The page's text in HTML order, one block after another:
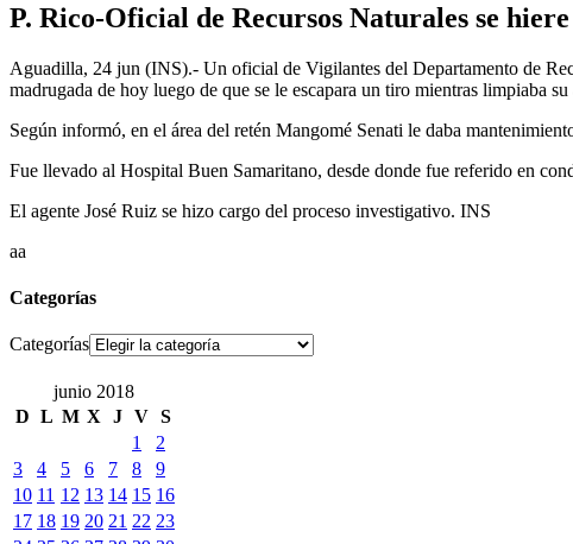
P. Rico-Oficial de Recursos Naturales se
Aguadilla, 24 jun (INS).- Un oficial de Vigilantes del Departamento de
madrugada de hoy luego de que se le escapara un tiro mientras limpiaba
Según informó, en el área del retén Mangomé Senati le daba
Fue llevado al Hospital Buen Samaritano, desde donde fue referido en
El agente José Ruiz se hizo cargo del proceso investigativo. INS
aa
Categorías
Categorías
junio 2018
D L M X J V S
1
2
3
4 5 6 7 8
9
10 11 12 13 14 15 16
17 18 19 20 21 22 23